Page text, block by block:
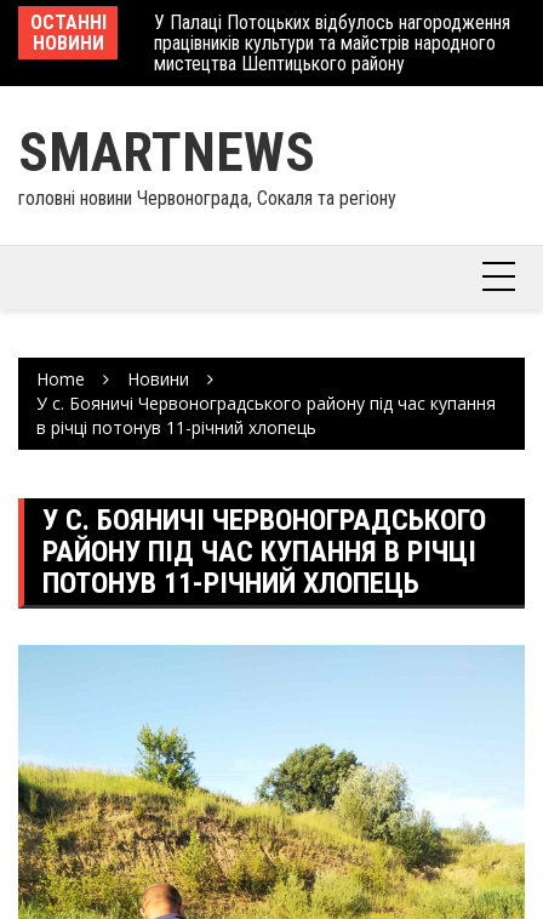
Skip
content
ОСТАННІ
НОВИНИ
У Палаці Потоцьких відбулось нагородження
працівників культури та майстрів народного
мистецтва Шептицького району
SMARTNEWS
головні новини Червонограда, Сокаля та регіону
Home
Новини
У с. Бояничі Червоноградського району під час купання
в річці потонув 11-річний хлопець
У С. БОЯНИЧІ ЧЕРВОНОГРАДСЬКОГО
РАЙОНУ ПІД ЧАС КУПАННЯ В РІЧЦІ
ПОТОНУВ 11-РІЧНИЙ ХЛОПЕЦЬ